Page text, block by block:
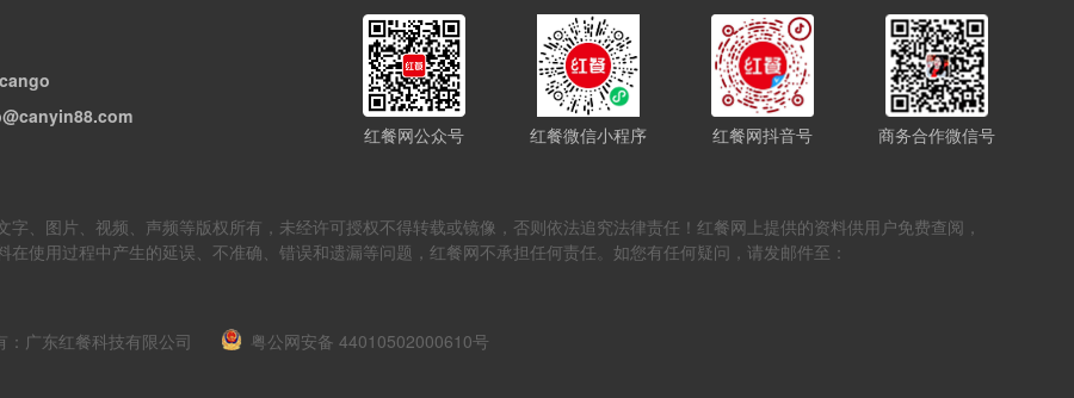
红餐网公众号 红餐微信小程序 红餐网抖音号 商务合作微信号
、图片、视频、声频等版权所有，未经许可授权不得转载或镜像，否则依法追究法律责任！红餐网上提供的资料供用户免费查阅，
使用过程中产生的延误、不准确、错误和遗漏等问题，红餐网不承担任何责任。如您有任何疑问，请发邮件至：
广东红餐科技有限公司 粤公网安备 44010502000610号